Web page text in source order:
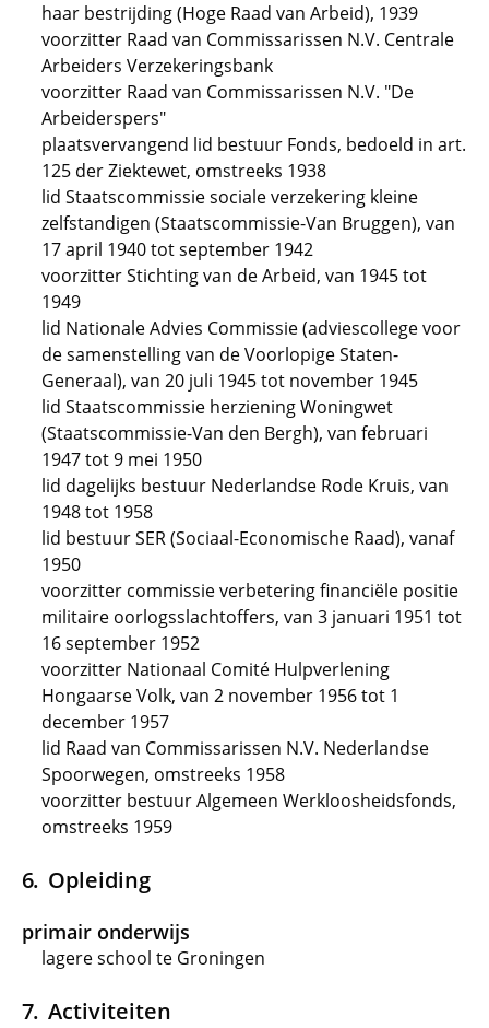
haar bestrijding (Hoge Raad van Arbeid), 1939
voorzitter Raad van Commissarissen N.V. Centrale
Arbeiders Verzekeringsbank
voorzitter Raad van Commissarissen N.V. "De
Arbeiderspers"
plaatsvervangend lid bestuur Fonds, bedoeld in art.
125 der Ziektewet, omstreeks 1938
lid Staatscommissie sociale verzekering kleine
zelfstandigen (Staatscommissie-Van Bruggen), van
17 april 1940 tot september 1942
voorzitter Stichting van de Arbeid, van 1945 tot
1949
lid Nationale Advies Commissie (adviescollege voor
de samenstelling van de Voorlopige Staten-
Generaal), van 20 juli 1945 tot november 1945
lid Staatscommissie herziening Woningwet
(Staatscommissie-Van den Bergh), van februari
1947 tot 9 mei 1950
lid dagelijks bestuur Nederlandse Rode Kruis, van
1948 tot 1958
lid bestuur SER (Sociaal-Economische Raad), vanaf
1950
voorzitter commissie verbetering financiële positie
militaire oorlogsslachtoffers, van 3 januari 1951 tot
16 september 1952
voorzitter Nationaal Comité Hulpverlening
Hongaarse Volk, van 2 november 1956 tot 1
december 1957
lid Raad van Commissarissen N.V. Nederlandse
Spoorwegen, omstreeks 1958
voorzitter bestuur Algemeen Werkloosheidsfonds,
omstreeks 1959
Opleiding
primair onderwijs
lagere school te Groningen
Activiteiten